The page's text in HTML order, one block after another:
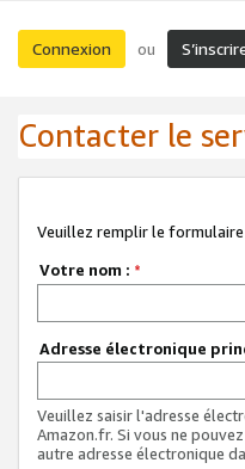
Connexion ou
Contacter le
Veuillez remplir le formulaire
Votre nom : *
Adresse électronique
Veuillez saisir l'adresse
Amazon.fr. Si vous ne
autre adresse électronique